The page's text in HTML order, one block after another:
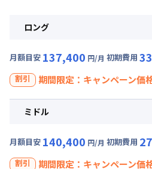
ロング
月額目安 137,400 円/月 初期費用
割引 期間限定：キャンペーン価
【即割｜9月30日まで入居の方に
入居開始日2026年8月10日〜
、賃料30%引きキャンペーン（
ミドル
月額目安 140,400 円/月 初期費用
割引 期間限定：キャンペーン価